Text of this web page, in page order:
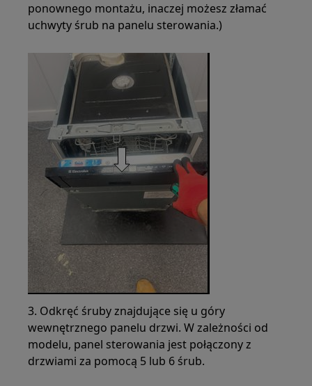
ponownego montażu, inaczej możesz złamać
uchwyty śrub na panelu sterowania.)
3. Odkręć śruby znajdujące się u góry
wewnętrznego panelu drzwi. W zależności od
modelu, panel sterowania jest połączony z
drzwiami za pomocą 5 lub 6 śrub.